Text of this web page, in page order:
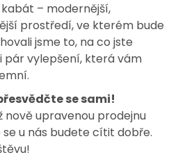
– modernější,
prostředí, ve kterém bude
jsme to, na co jste
pár vylepšení, která vám
se sami!
nově upravenou prodejnu
u nás budete cítit dobře.